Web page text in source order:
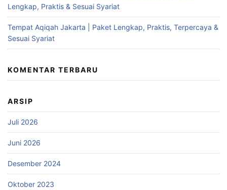
Lengkap, Praktis & Sesuai Syariat
Tempat Aqiqah Jakarta | Paket Lengkap, Praktis, Terpercaya &
Sesuai Syariat
KOMENTAR TERBARU
ARSIP
Juli 2026
Juni 2026
Desember 2024
Oktober 2023